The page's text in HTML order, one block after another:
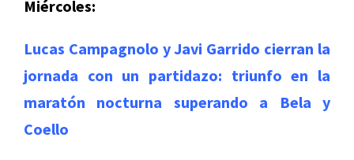
Miércoles:
Lucas Campagnolo y Javi Garrido cierran la
jornada con un partidazo: triunfo en la
maratón nocturna superando a Bela y
Coello